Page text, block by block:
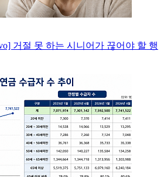
거절 못 하는 시니어가 끊어야 할 행